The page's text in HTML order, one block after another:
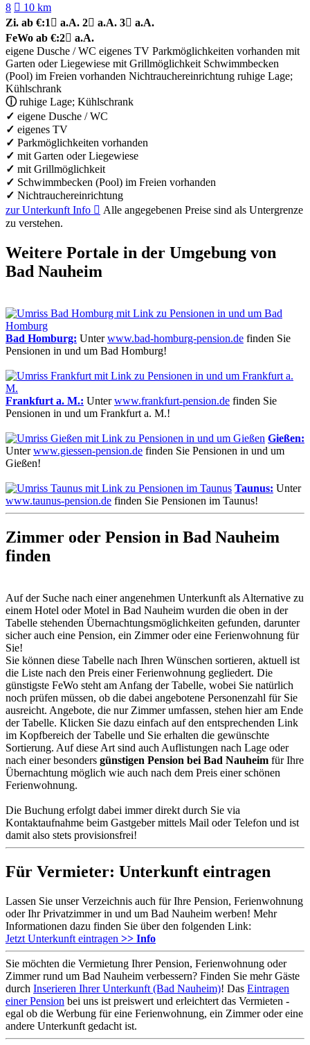
8  10 km
Zi. ab €:1  a.A. 2 a.A. 3 a.A.
FeWo ab €:2 a.A.
eigene Dusche / WC eigenes TV Parkmöglichkeiten vorhanden mit
Garten oder Liegewiese mit Grillmöglichkeit Schwimmbecken
(Pool) im Freien vorhanden Nichtrauchereinrichtung ruhige Lage;
Kühlschrank
ⓘruhige Lage; Kühlschrank
✓ eigene Dusche / WC
✓ eigenes TV
✓ Parkmöglichkeiten vorhanden
✓ mit Garten oder Liegewiese
✓ mit Grillmöglichkeit
✓ Schwimmbecken (Pool) im Freien vorhanden
✓ Nichtrauchereinrichtung
zur Unterkunft Info  Alle angegebenen Preise sind als Untergrenze
zu verstehen.
Weitere Portale in der Umgebung von
Bad Nauheim
Bad Homburg: Unterwww.bad-homburg-pension.de finden Sie
Pensionen in und um Bad Homburg!
Frankfurt a. M.: Unterwww.frankfurt-pension.de finden Sie
Pensionen in und um Frankfurt a. M.!
Gießen:
Unterwww.giessen-pension.de finden Sie Pensionen in und um
Gießen!
Taunus: Unter
www.taunus-pension.de finden Sie Pensionen im Taunus!
Zimmer oder Pension in Bad Nauheim
finden
Auf der Suche nach einer angenehmen Unterkunft als Alternative zu
einem Hotel oder Motel in Bad Nauheim wurden die oben in der
Tabelle stehenden Übernachtungsmöglichkeiten gefunden, darunter
sicher auch eine Pension, ein Zimmer oder eine Ferienwohnung für
Sie!
Sie können diese Tabelle nach Ihren Wünschen sortieren, aktuell ist
die Liste nach den Preis einer Ferienwohnung gegliedert. Die
günstigste FeWo steht am Anfang der Tabelle, wobei Sie natürlich
noch prüfen müssen, ob die dabei angebotene Personenzahl für Sie
ausreicht. Angebote, die nur Zimmer umfassen, stehen hier am Ende
der Tabelle. Klicken Sie dazu einfach auf den entsprechenden Link
im Kopfbereich der Tabelle und Sie erhalten die gewünschte
Sortierung. Auf diese Art sind auch Auflistungen nach Lage oder
nach einer besonders günstigen Pension bei Bad Nauheim für Ihre
Übernachtung möglich wie auch nach dem Preis einer schönen
Ferienwohnung.
Die Buchung erfolgt dabei immer direkt durch Sie via
Kontaktaufnahme beim Gastgeber mittels Mail oder Telefon und ist
damit also stets provisionsfrei!
Für Vermieter: Unterkunft eintragen
Lassen Sie unser Verzeichnis auch für Ihre Pension, Ferienwohnung
oder Ihr Privatzimmer in und um Bad Nauheim werben! Mehr
Informationen dazu finden Sie über den folgenden Link:
Jetzt Unterkunft eintragen >> Info
Sie möchten die Vermietung Ihrer Pension, Ferienwohnung oder
Zimmer rund um Bad Nauheim verbessern? Finden Sie mehr Gäste
durch Inserieren Ihrer Unterkunft (Bad Nauheim)! Das Eintragen
einer Pension bei uns ist preiswert und erleichtert das Vermieten -
egal ob die Werbung für eine Ferienwohnung, ein Zimmer oder eine
andere Unterkunft gedacht ist.